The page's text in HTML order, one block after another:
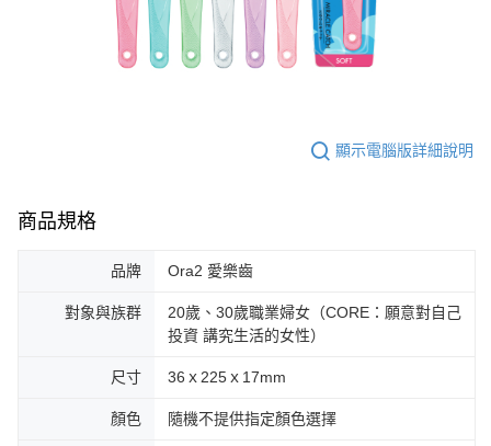
顯示電腦版詳細說明
商品規格
品牌 Ora2 愛樂齒
對象與族群
20歲、30歲職業婦女（CORE：願意對自己
投資 講究生活的女性）
尺寸 36ｘ225ｘ17mm
顏色 隨機不提供指定顏色選擇